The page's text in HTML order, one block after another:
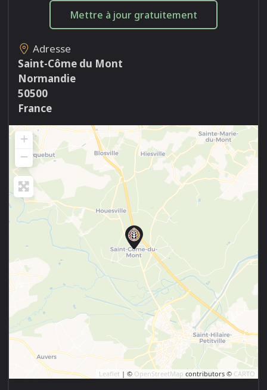
Mettre à jour gratuitement
Adresse
Saint-Côme du Mont
Normandie
50500
France
+
−
Leaflet | © OpenStreetMap contributors © CARTO